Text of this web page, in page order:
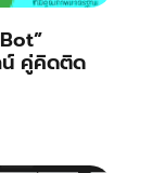
น์ คู่คิดติด